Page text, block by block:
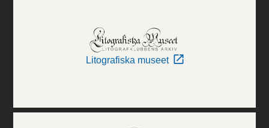
Litografiska museet